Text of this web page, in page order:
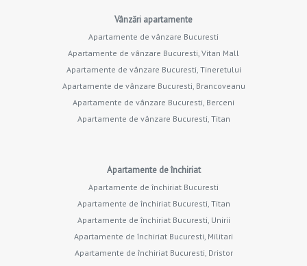
Vânzări apartamente
Apartamente de vânzare Bucuresti
Apartamente de vânzare Bucuresti, Vitan Mall
Apartamente de vânzare Bucuresti, Tineretului
Apartamente de vânzare Bucuresti, Brancoveanu
Apartamente de vânzare Bucuresti, Berceni
Apartamente de vânzare Bucuresti, Titan
Apartamente de închiriat
Apartamente de închiriat Bucuresti
Apartamente de închiriat Bucuresti, Titan
Apartamente de închiriat Bucuresti, Unirii
Apartamente de închiriat Bucuresti, Militari
Apartamente de închiriat Bucuresti, Dristor